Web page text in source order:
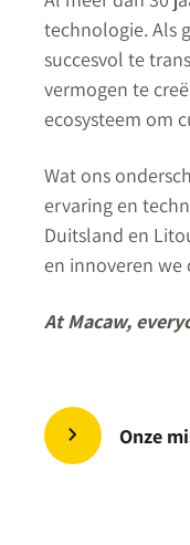
technologie. Als
succesvol te
vermogen te
ecosysteem om
Wat ons
ervaring en
Duitsland en
en innoveren we
At Macaw,
Onze